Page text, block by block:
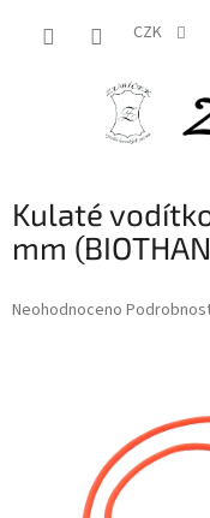
CZK
Kulaté
mm
Průměrné
Neohodnoceno